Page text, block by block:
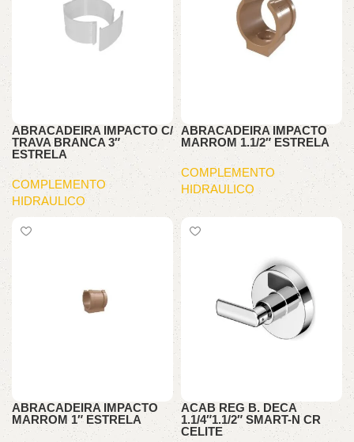
ABRACADEIRA IMPACTO C/
TRAVA BRANCA 3″
ESTRELA
COMPLEMENTO
HIDRAULICO
ABRACADEIRA IMPACTO
MARROM 1.1/2″ ESTRELA
COMPLEMENTO
HIDRAULICO
ABRACADEIRA IMPACTO
MARROM 1″ ESTRELA
ACAB REG B. DECA
1.1/4″1.1/2″ SMART-N CR
CELITE